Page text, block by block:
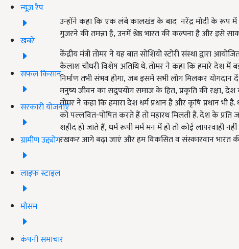
न्यूज़ रैप
खबरें
सफल किसान
सरकारी योजनाएं
ग्रामीण उद्द्योग
लाइफ स्टाइल
मौसम
कंपनी समाचार
उन्होंने कहा कि एक लंबे कालखंड के बाद नरेंद्र मोदी के रूप
गुजरने की तमन्ना है, उनमें श्रेष्ठ भारत की कल्पना है और इसे
केंद्रीय मंत्री तोमर ने यह बात सोशियो स्टोरी संस्था द्वारा
कैलाश चौधरी विशेष अतिथि थे. तोमर ने कहा कि हमारे देश में
निर्माण तभी संभव होगा, जब इसमें सभी लोग मिलकर
मनुष्य जीवन का सदुपयोग समाज के हित, प्रकृति की रक्षा,
तोमर ने कहा कि हमारा देश धर्म प्रधान है और कृषि प्रधान भी
को पल्लवित-पोषित करते हैं तो महारथ मिलती है. देश के
शहीद हो जाते हैं, धर्म रूपी मर्म मन में हो तो कोई लापरवाही
रखकर आगे बढ़ा जाएं और हम विकसित व संस्कारवान भारत